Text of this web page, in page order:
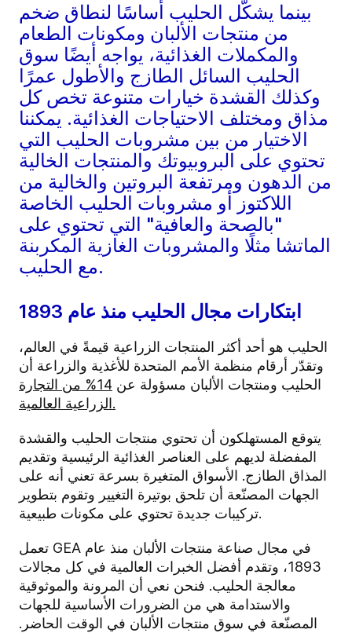
بينما يشكّل الحليب أساسًا لنطاق ضخم
من منتجات الألبان ومكونات الطعام
والمكملات الغذائية، يواجه أيضًا سوق
الحليب السائل الطازج والأطول عمرًا
وكذلك القشدة خيارات متنوعة تخص كل
مذاق ومختلف الاحتياجات الغذائية. يمكننا
الاختيار من بين مشروبات الحليب التي
تحتوي على البروبيوتك والمنتجات الخالية
من الدهون ومرتفعة البروتين والخالية من
اللاكتوز أو مشروبات الحليب الخاصة
"بالصحة والعافية" التي تحتوي على
الماتشا مثلًا والمشروبات الغازية المكربنة
مع الحليب.
ابتكارات مجال الحليب منذ عام 1893
الحليب هو أحد أكثر المنتجات الزراعية قيمةً في العالم،
وتقدّر أرقام منظمة الأمم المتحدة للأغذية والزراعة أن
الحليب ومنتجات الألبان مسؤولة عن
14% من التجارة
الزراعية العالمية.
يتوقع المستهلكون أن تحتوي منتجات الحليب والقشدة
المفضلة لديهم على العناصر الغذائية الرئيسية وتقديم
المذاق الطازج. الأسواق المتغيرة بسرعة تعني أنه على
الجهات المصنّعة أن تلحق بوتيرة التغيير وتقوم بتطوير
تركيبات جديدة تحتوي على مكونات طبيعية.
تعمل GEA في مجال صناعة منتجات الألبان منذ عام
1893، وتقدم أفضل الخبرات العالمية في كل مجالات
معالجة الحليب. فنحن نعي أن المرونة والموثوقية
والاستدامة هي من الضرورات الأساسية للجهات
المصنّعة في سوق منتجات الألبان في الوقت الحاضر.